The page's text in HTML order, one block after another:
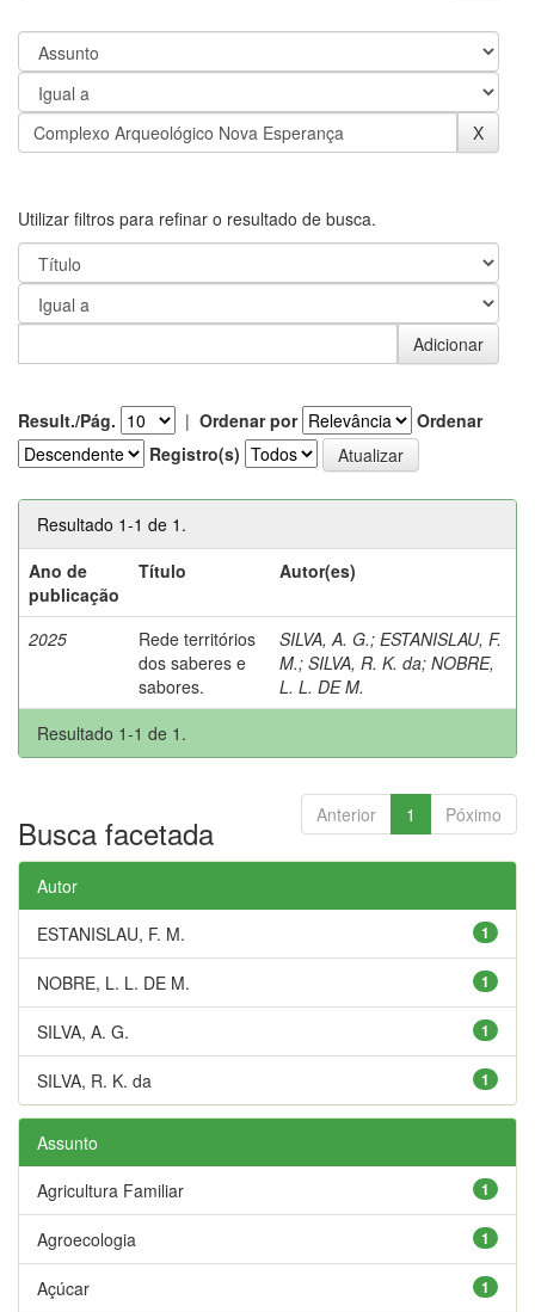
Utilizar filtros para refinar o resultado de busca.
Result./Pág. | Ordenar por
Ordenar
Registro(s)
Resultado 1-1 de 1.
Ano de
publicação
Título Autor(es)
2025
Rede territórios
dos saberes e
sabores.
SILVA, A. G.; ESTANISLAU, F.
M.; SILVA, R. K. da; NOBRE,
L. L. DE M.
Resultado 1-1 de 1.
Anterior 1 Póximo
Busca facetada
Autor
1
ESTANISLAU, F. M.
1
NOBRE, L. L. DE M.
1
SILVA, A. G.
1
SILVA, R. K. da
Assunto
1
Agricultura Familiar
1
Agroecologia
1
Açúcar